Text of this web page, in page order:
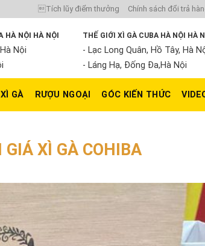
Tích lũy điểm thưởng Chính sách đổi trả
HÀ NỘI HÀ NỘI
Nội
THẾ GIỚI XÌ GÀ CUBA HÀ NỘI HÀ
- Lạc Long Quân, Hồ Tây, Hà
- Láng Hạ, Đống Đa,Hà Nội
GÀ RƯỢU NGOẠI GÓC KIẾN THỨC
XÌ GÀ COHIBA